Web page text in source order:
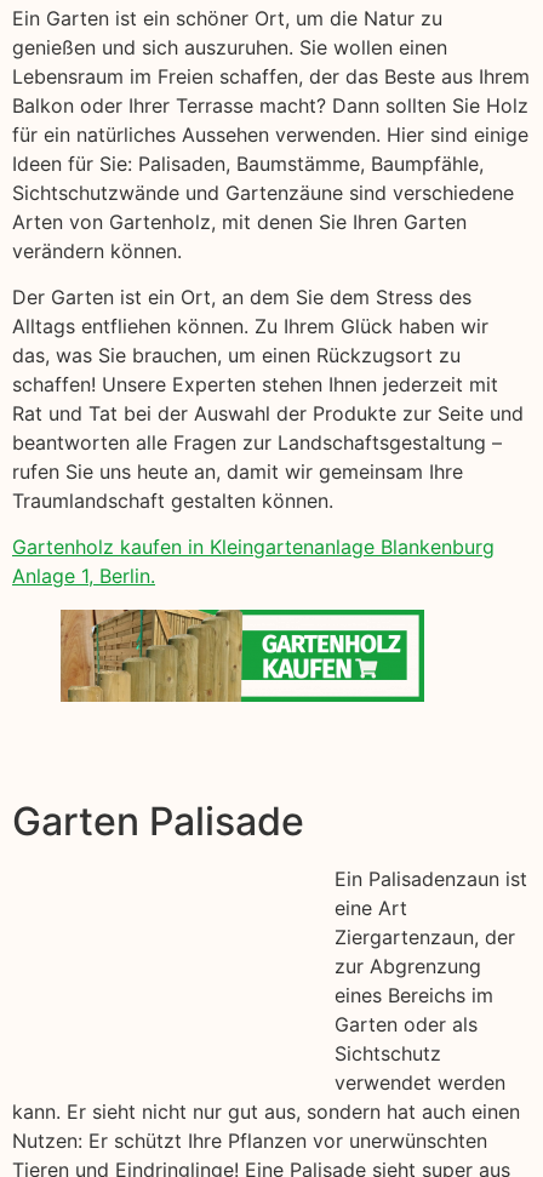
Ein Garten ist ein schöner Ort, um die Natur zu
genießen und sich auszuruhen. Sie wollen einen
Lebensraum im Freien schaffen, der das Beste aus Ihrem
Balkon oder Ihrer Terrasse macht? Dann sollten Sie Holz
für ein natürliches Aussehen verwenden. Hier sind einige
Ideen für Sie: Palisaden, Baumstämme, Baumpfähle,
Sichtschutzwände und Gartenzäune sind verschiedene
Arten von Gartenholz, mit denen Sie Ihren Garten
verändern können.
Der Garten ist ein Ort, an dem Sie dem Stress des
Alltags entfliehen können. Zu Ihrem Glück haben wir
das, was Sie brauchen, um einen Rückzugsort zu
schaffen! Unsere Experten stehen Ihnen jederzeit mit
Rat und Tat bei der Auswahl der Produkte zur Seite und
beantworten alle Fragen zur Landschaftsgestaltung –
rufen Sie uns heute an, damit wir gemeinsam Ihre
Traumlandschaft gestalten können.
Gartenholz kaufen in Kleingartenanlage Blankenburg
Anlage 1, Berlin.
Garten Palisade
Ein Palisadenzaun ist
eine Art
Ziergartenzaun, der
zur Abgrenzung
eines Bereichs im
Garten oder als
Sichtschutz
verwendet werden
kann. Er sieht nicht nur gut aus, sondern hat auch einen
Nutzen: Er schützt Ihre Pflanzen vor unerwünschten
Tieren und Eindringlinge! Eine Palisade sieht super aus